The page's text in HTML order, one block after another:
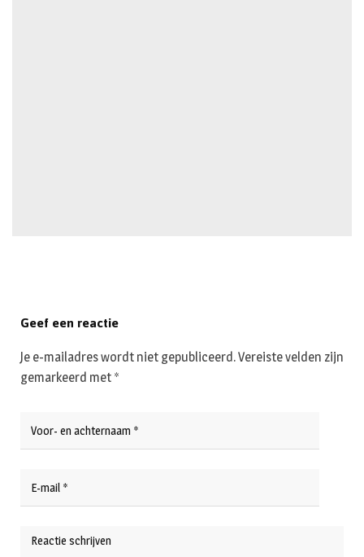
Geef een reactie
Je e-mailadres wordt niet gepubliceerd.Vereiste velden zijn
gemarkeerd met *